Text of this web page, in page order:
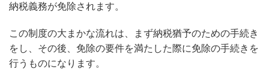
納税義務が免除されます。
この制度の大まかな流れは、まず納税猶予のための手続き
をし、その後、免除の要件を満たした際に免除の手続きを
行うものになります。